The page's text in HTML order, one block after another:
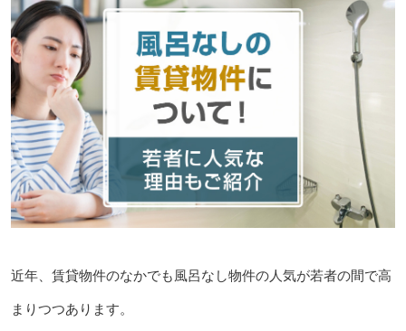
近年、賃貸物件のなかでも風呂なし物件の人気が若者の間で高
まりつつあります。